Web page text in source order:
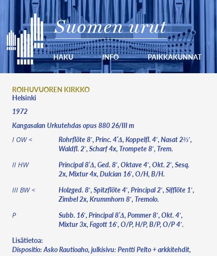
Suomen urut
HAKU INFO PAIKKAKUNNAT
ROIHUVUOREN KIRKKO
Helsinki
1972
Kangasalan Urkutehdas opus 880 26/III m
I OW <
Rohrflöte 8′, Princ. 4’Δ, Koppelfl. 4′, Nasat 2⅔′,
Waldfl. 2′, Scharf 4x, Trompete 8′, Trem.
II HW
Principal 8’Δ, Ged. 8′, Oktave 4′, Okt. 2′, Sesq.
2x, Mixtur 4x, Dulcian 16′, O/H, B/H.
III BW <
Holzged. 8′, Spitzflöte 4′, Principal 2′, Sifflöte 1′,
Zimbel 2x, Krummhorn 8′, Tremolo.
P
Subb. 16′, Principal 8’Δ, Pommer 8′, Okt. 4′,
Mixtur 3x, Fagott 16′, O/P, H/P, B/P, O/P 4′.
Lisätietoa:
Dispositio: Asko Rautioaho, julkisivu: Pentti Pelto + arkkitehdit,